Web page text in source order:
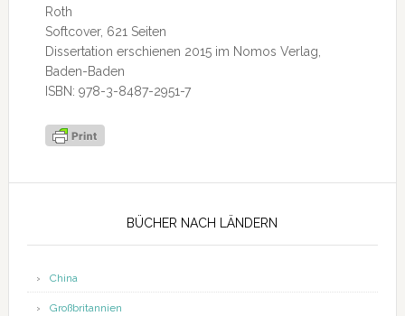
Roth
Softcover, 621 Seiten
Dissertation erschienen 2015 im Nomos Verlag,
Baden-Baden
ISBN: 978-3-8487-2951-7
BÜCHER NACH LÄNDERN
China
Großbritannien